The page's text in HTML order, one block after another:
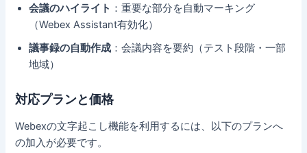
会議のハイライト ：重要な部分を自動マーキング
（Webex Assistant有効化）
議事録の自動作成 ：会議内容を要約（テスト段階・一部
地域）
対応プランと価格
Webexの文字起こし機能を利用するには、以下のプランへ
の加入が必要です。